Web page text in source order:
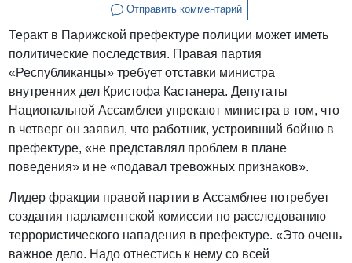
Отправить комментарий
Теракт в Парижской префектуре полиции может иметь
политические последствия. Правая партия
«Республиканцы» требует отставки министра
внутренних дел Кристофа Кастанера. Депутаты
Национальной Ассамблеи упрекают министра в том, что
в четверг он заявил, что работник, устроивший бойню в
префектуре, «не представлял проблем в плане
поведения» и не «подавал тревожных признаков».
Лидер фракции правой партии в Ассамблее потребует
создания парламентской комиссии по расследованию
террористического нападения в префектуре. «Это очень
важное дело. Надо отнестись к нему со всей